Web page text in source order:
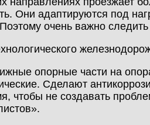
Они адаптируются под
очень важно
опорные части на
Сделают
чтобы не создавать